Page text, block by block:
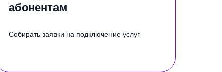
абонентам
Собирать заявки на подключение услуг